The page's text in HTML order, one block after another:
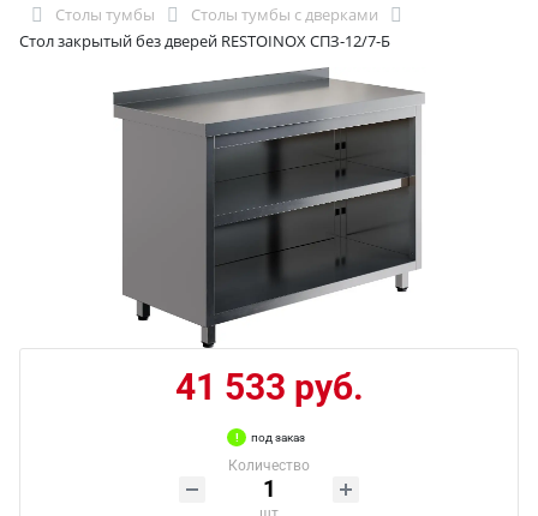
Столы тумбы
Столы тумбы с дверками
Стол закрытый без дверей RESTOINOX СПЗ-12/7-Б
41 533 руб.
под заказ
Количество